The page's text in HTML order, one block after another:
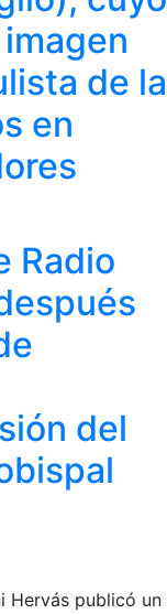
de la
en
Radio
del
Hervás publicó un